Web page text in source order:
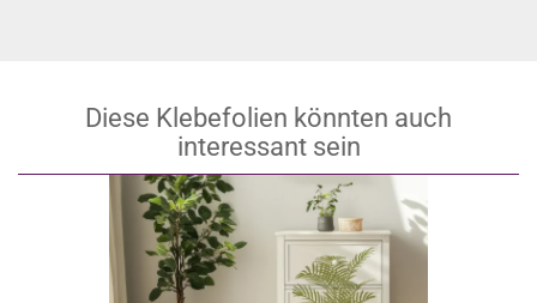
Diese Klebefolien könnten auch
interessant sein